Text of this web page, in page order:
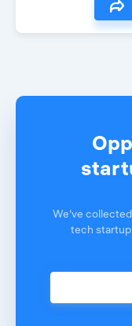
We've
tech